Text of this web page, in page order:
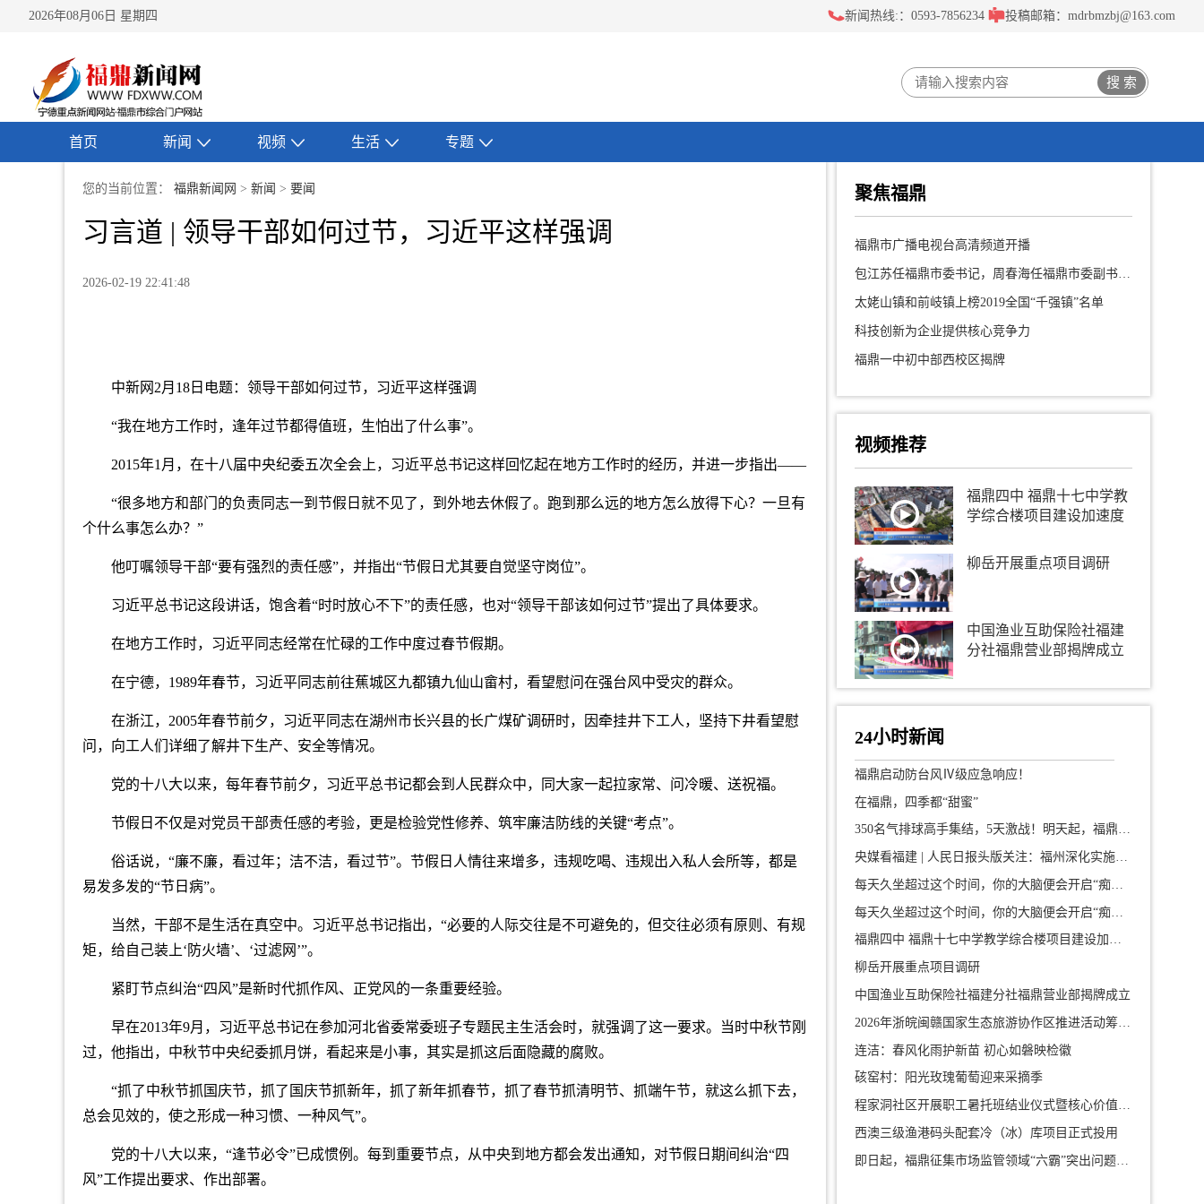
2026年08月06日 星期四 新闻热线:：0593-7856234 投稿邮箱：mdrbmzbj@163.com
首页 新闻 视频 生活 专题
您的当前位置： 福鼎新闻网 > 新闻 > 要闻
习言道 | 领导干部如何过节，习近平这样强调
2026-02-19 22:41:48
中新网2月18日电题：领导干部如何过节，习近平这样强调
“我在地方工作时，逢年过节都得值班，生怕出了什么事”。
2015年1月，在十八届中央纪委五次全会上，习近平总书记这样回忆起在地方工作时的经历，并进一步指出——
“很多地方和部门的负责同志一到节假日就不见了，到外地去休假了。跑到那么远的地方怎么放得下心？一旦有
个什么事怎么办？”
他叮嘱领导干部“要有强烈的责任感”，并指出“节假日尤其要自觉坚守岗位”。
习近平总书记这段讲话，饱含着“时时放心不下”的责任感，也对“领导干部该如何过节”提出了具体要求。
在地方工作时，习近平同志经常在忙碌的工作中度过春节假期。
在宁德，1989年春节，习近平同志前往蕉城区九都镇九仙山畲村，看望慰问在强台风中受灾的群众。
在浙江，2005年春节前夕，习近平同志在湖州市长兴县的长广煤矿调研时，因牵挂井下工人，坚持下井看望慰
问，向工人们详细了解井下生产、安全等情况。
党的十八大以来，每年春节前夕，习近平总书记都会到人民群众中，同大家一起拉家常、问冷暖、送祝福。
节假日不仅是对党员干部责任感的考验，更是检验党性修养、筑牢廉洁防线的关键“考点”。
俗话说，“廉不廉，看过年；洁不洁，看过节”。节假日人情往来增多，违规吃喝、违规出入私人会所等，都是
易发多发的“节日病”。
当然，干部不是生活在真空中。习近平总书记指出，“必要的人际交往是不可避免的，但交往必须有原则、有规
矩，给自己装上‘防火墙’、‘过滤网’”。
紧盯节点纠治“四风”是新时代抓作风、正党风的一条重要经验。
早在2013年9月，习近平总书记在参加河北省委常委班子专题民主生活会时，就强调了这一要求。当时中秋节刚
过，他指出，中秋节中央纪委抓月饼，看起来是小事，其实是抓这后面隐藏的腐败。
“抓了中秋节抓国庆节，抓了国庆节抓新年，抓了新年抓春节，抓了春节抓清明节、抓端午节，就这么抓下去，
总会见效的，使之形成一种习惯、一种风气”。
党的十八大以来，“逢节必令”已成惯例。每到重要节点，从中央到地方都会发出通知，对节假日期间纠治“四
风”工作提出要求、作出部署。
聚焦福鼎
福鼎市广播电视台高清频道开播
包江苏任福鼎市委书记，周春海任福鼎市委副书记、提名为市长候选人
太姥山镇和前岐镇上榜2019全国“千强镇”名单
科技创新为企业提供核心竞争力
福鼎一中初中部西校区揭牌
视频推荐
福鼎四中 福鼎十七中学教
学综合楼项目建设加速度
柳岳开展重点项目调研
中国渔业互助保险社福建
分社福鼎营业部揭牌成立
24小时新闻
福鼎启动防台风Ⅳ级应急响应！
在福鼎，四季都“甜蜜”
350名气排球高手集结，5天激战！明天起，福鼎这片场地要燃爆了！
央媒看福建 | 人民日报头版关注：福州深化实施新时代“堡垒工程”
福鼎四中 福鼎十七中学教学综合楼项目建设加速度
柳岳开展重点项目调研
中国渔业互助保险社福建分社福鼎营业部揭牌成立
连洁：春风化雨护新苗 初心如磐映检徽
硋窑村：阳光玫瑰葡萄迎来采摘季
程家洞社区开展职工暑托班结业仪式暨核心价值观教育活动
西澳三级渔港码头配套冷（冰）库项目正式投用